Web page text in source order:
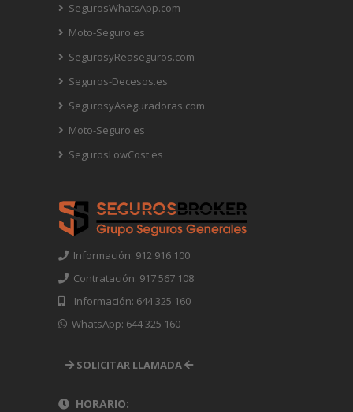
SegurosWhatsApp.com
Moto-Seguro.es
SegurosyReaseguros.com
Seguros-Decesos.es
SegurosyAseguradoras.com
Moto-Seguro.es
SegurosLowCost.es
Información: 912 916 100
Contratación: 917 567 108
Información: 644 325 160
WhatsApp: 644 325 160
SOLICITAR LLAMADA
HORARIO: